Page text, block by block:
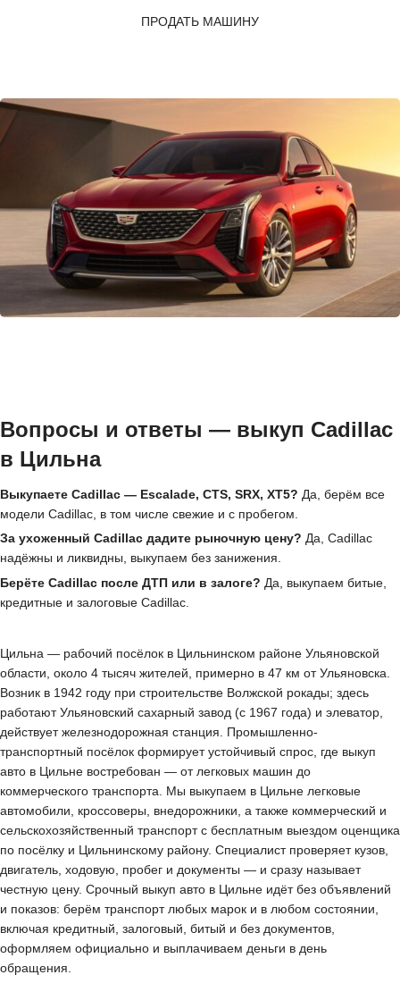
ПРОДАТЬ МАШИНУ
Вопросы и ответы — выкуп Cadillac
в Цильна
Выкупаете Cadillac — Escalade, CTS, SRX, XT5? Да, берём все
модели Cadillac, в том числе свежие и с пробегом.
За ухоженный Cadillac дадите рыночную цену? Да, Cadillac
надёжны и ликвидны, выкупаем без занижения.
Берёте Cadillac после ДТП или в залоге? Да, выкупаем битые,
кредитные и залоговые Cadillac.
Цильна — рабочий посёлок в Цильнинском районе Ульяновской
области, около 4 тысяч жителей, примерно в 47 км от Ульяновска.
Возник в 1942 году при строительстве Волжской рокады; здесь
работают Ульяновский сахарный завод (с 1967 года) и элеватор,
действует железнодорожная станция. Промышленно-
транспортный посёлок формирует устойчивый спрос, где выкуп
авто в Цильне востребован — от легковых машин до
коммерческого транспорта. Мы выкупаем в Цильне легковые
автомобили, кроссоверы, внедорожники, а также коммерческий и
сельскохозяйственный транспорт с бесплатным выездом оценщика
по посёлку и Цильнинскому району. Специалист проверяет кузов,
двигатель, ходовую, пробег и документы — и сразу называет
честную цену. Срочный выкуп авто в Цильне идёт без объявлений
и показов: берём транспорт любых марок и в любом состоянии,
включая кредитный, залоговый, битый и без документов,
оформляем официально и выплачиваем деньги в день
обращения.